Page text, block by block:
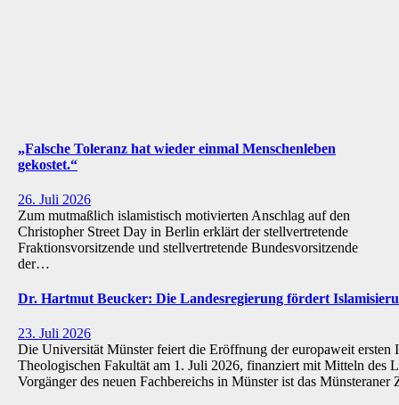
„Falsche Toleranz hat wieder einmal Menschenleben
gekostet.“
26. Juli 2026
Zum mutmaßlich islamistisch motivierten Anschlag auf den
Christopher Street Day in Berlin erklärt der stellvertretende
Fraktionsvorsitzende und stellvertretende Bundesvorsitzende
der…
Dr. Hartmut Beucker: Die Landesregierung fördert
23. Juli 2026
Die Universität Münster feiert die Eröffnung der europaweit ersten
Theologischen Fakultät am 1. Juli 2026, finanziert mit Mitteln des
Vorgänger des neuen Fachbereichs in Münster ist das